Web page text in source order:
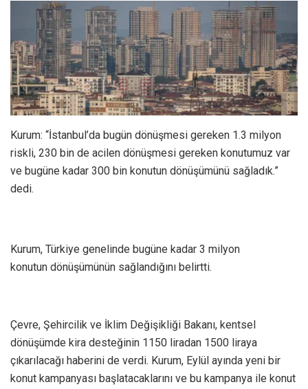
Kurum: “İstanbul’da bugün dönüşmesi gereken 1.3 milyon
riskli, 230 bin de acilen dönüşmesi gereken konutumuz var
ve bugüne kadar 300 bin konutun dönüşümünü sağladık.”
dedi.
Kurum, Türkiye genelinde bugüne kadar 3 milyon
konutun dönüşümünün sağlandığını belirtti.
Çevre, Şehircilik ve İklim Değişikliği Bakanı, kentsel
dönüşümde kira desteğinin 1150 liradan 1500 liraya
çıkarılacağı haberini de verdi. Kurum, Eylül ayında yeni bir
konut kampanyası başlatacaklarını ve bu kampanya ile konut